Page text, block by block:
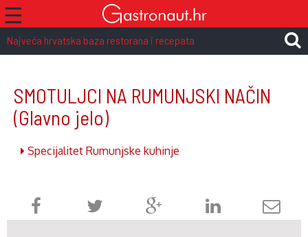
☰
Najveća hrvatska baza restorana i recepata
SMOTULJCI NA RUMUNJSKI NAČIN
(Glavno jelo)
Specijalitet Rumunjske kuhinje